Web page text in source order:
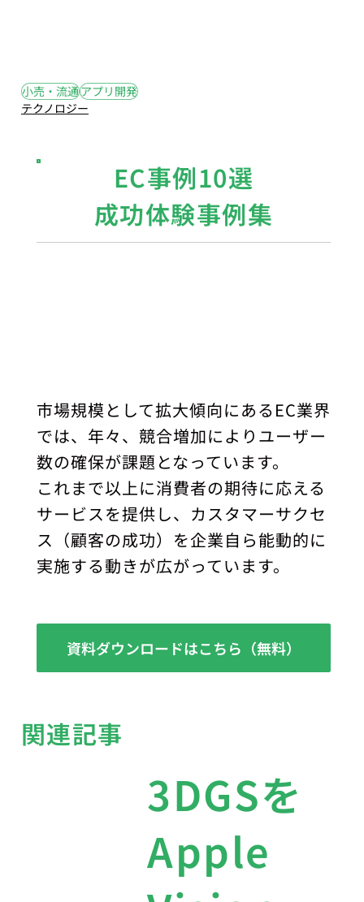
小売・流通アプリ開発
テクノロジー
市場規模として拡大傾向にあるEC業界
では、年々、競合増加によりユーザー
数の確保が課題となっています。
これまで以上に消費者の期待に応える
サービスを提供し、カスタマーサクセ
ス（顧客の成功）を企業自ら能動的に
実施する動きが広がっています。
EC事例10選
成功体験事例集
資料ダウンロードはこちら（無料）
関連記事
3DGSを
Apple